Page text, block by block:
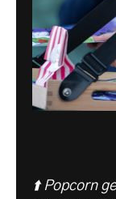
⬆️ Popcorn